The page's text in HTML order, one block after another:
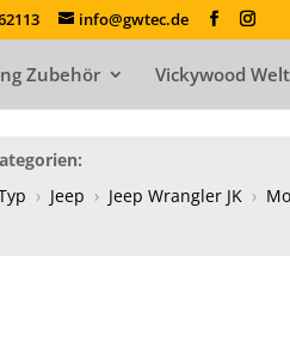
info@gwtec.de
Zubehör Vickywood Welt
› Jeep › Jeep Wrangler JK ›